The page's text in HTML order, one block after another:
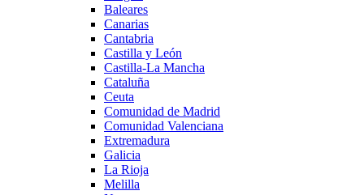
Baleares
Canarias
Cantabria
Castilla y León
Castilla-La Mancha
Cataluña
Ceuta
Comunidad de Madrid
Comunidad Valenciana
Extremadura
Galicia
La Rioja
Melilla